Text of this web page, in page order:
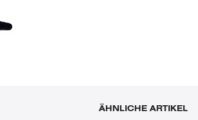
ÄHNLICHE ARTIKEL